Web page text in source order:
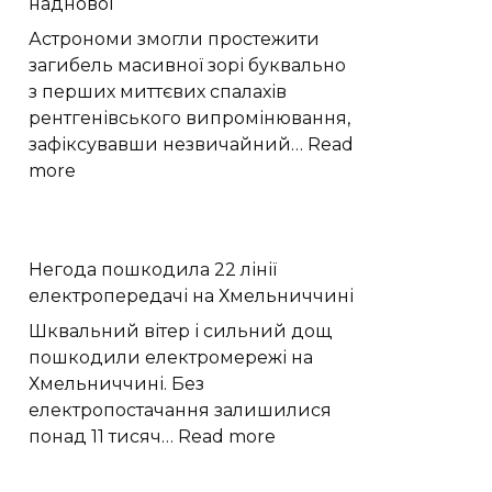
цукрами
в
раціоні
Астрономи змогли простежити
загибель масивної зорі буквально
з перших миттєвих спалахів
рентгенівського випромінювання,
зафіксувавши незвичайний… Read
more
слабкий
спалах
шокового
прориву
наднової
Негода пошкодила 22 лінії
електропередачі на Хмельниччині
Шквальний вітер і сильний дощ
пошкодили електромережі на
Хмельниччині. Без
електропостачання залишилися
понад 11 тисяч… Read more